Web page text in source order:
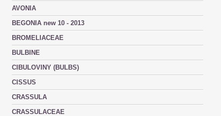
AVONIA
BEGONIA new 10 - 2013
BROMELIACEAE
BULBINE
CIBULOVINY (BULBS)
CISSUS
CRASSULA
CRASSULACEAE